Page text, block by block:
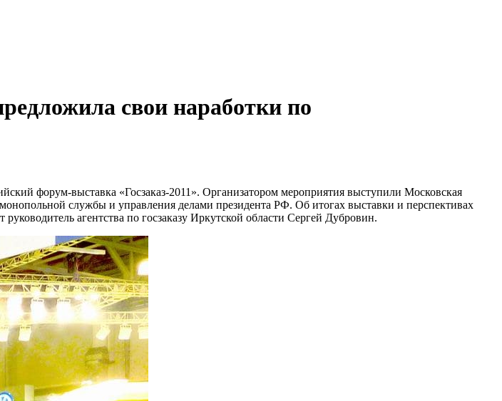
свои наработки по
форум-выставка «Госзаказ-2011». Организатором мероприятия выступили Московская
службы и управления делами президента РФ. Об итогах выставки и перспективах
агентства по госзаказу Иркутской области Сергей Дубровин.